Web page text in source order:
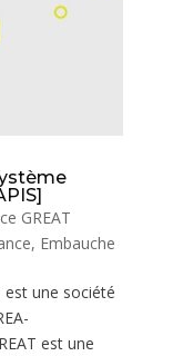
GREAT
, Embauche
est une société
est une